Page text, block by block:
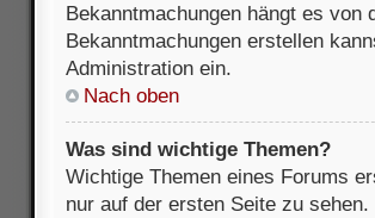
Bekanntmachungen hängt es von
Bekanntmachungen erstellen
Administration ein.
Nach oben
Was sind wichtige Themen?
Wichtige Themen eines Forums
nur auf der ersten Seite zu